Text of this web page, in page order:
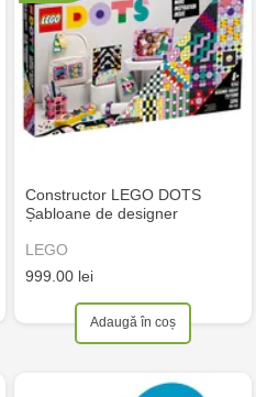
Constructor LEGO DOTS
Șabloane de designer
LEGO
999.00 lei
Adaugă în coș